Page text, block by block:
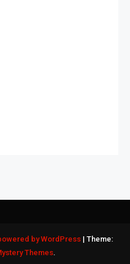
by WordPress | Theme:
Themes.